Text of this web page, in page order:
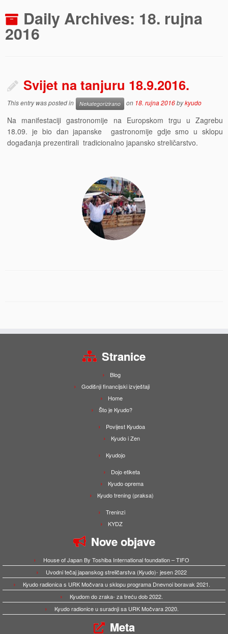
Daily Archives: 18. rujna
2016
Svijet na tanjuru 18.9.2016.
This entry was posted in Nekategorizirano on 18. rujna 2016bykyudo
Na manifestaciji gastronomije na Europskom trgu u Zagrebu
18.09. je bio dan japanske gastronomije gdje smo u sklopu
događanja prezentirali tradicionalno japansko streličarstvo.
Stranice
Blog
Godišnji financijski izvještaji
Home
Što je Kyudo?
Povijest Kyudoa
Kyudo i Zen
Kyudojo
Dojo etiketa
Kyudo oprema
Kyudo trening (praksa)
Treninzi
KYDZ
Nove objave
House of Japan By Toshiba International foundation – TIFO
Uvodni tečaj japanskog streličarstva (Kyudo)- jesen 2022
Kyudo radionica s URK Močvara u sklopu programa Dnevnoi boravak 2021.
Kyudom do zraka- za treću dob 2022.
Kyudo radionice u suradnji sa URK Močvara 2020.
Meta